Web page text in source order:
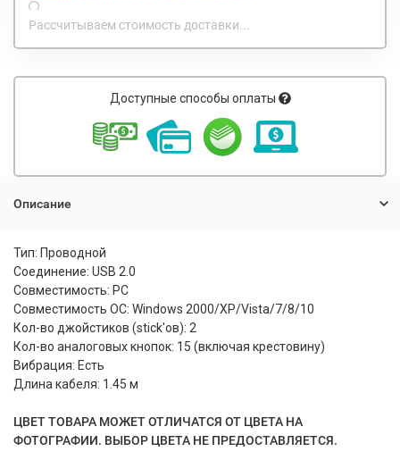
Рассчитываем стоимость доставки...
Доступные способы оплаты
Описание
Тип: Проводной
Соединение: USB 2.0
Совместимость: PC
Совместимость ОС: Windows 2000/XP/Vista/7/8/10
Кол-во джойстиков (stick'ов): 2
Кол-во аналоговых кнопок: 15 (включая крестовину)
Вибрация: Есть
Длина кабеля: 1.45 м
ЦВЕТ ТОВАРА МОЖЕТ ОТЛИЧАТСЯ ОТ ЦВЕТА НА
ФОТОГРАФИИ. ВЫБОР ЦВЕТА НЕ ПРЕДОСТАВЛЯЕТСЯ.